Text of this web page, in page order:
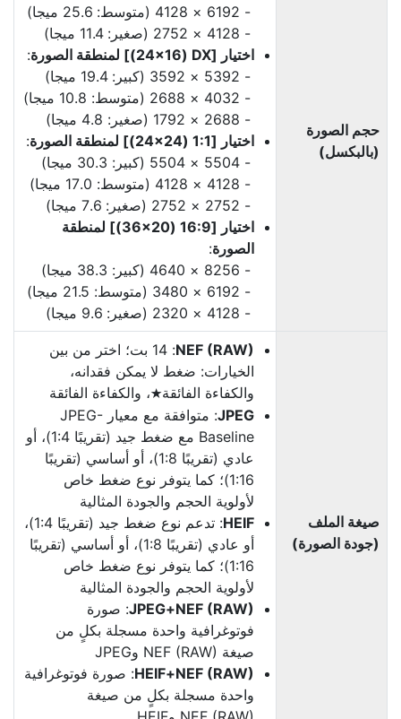
حجم الصورة
(بالبكسل)
6192 × 4128 (متوسط: 25.6 ميجا)
4128 × 2752 (صغير: 11.4 ميجا)
اختيار [‫DX‏ (24‎×16)] لمنطقة الصورة
:
5392 × 3592 (كبير: 19.4 ميجا)
4032 × 2688 (متوسط: 10.8 ميجا)
2688 × 1792 (صغير: 4.8 ميجا)
اختيار [1:1 (24‎×24)] لمنطقة الصورة
:
5504 × 5504 (كبير: 30.3 ميجا)
4128 × 4128 (متوسط: 17.0 ميجا)
2752 × 2752 (صغير: 7.6 ميجا)
اختيار [‫16:9‏ (36‎×20)] لمنطقة
الصورة:
8256 × 4640 (كبير: 38.3 ميجا)
6192 × 3480 (متوسط: 21.5 ميجا)
4128 × 2320 (صغير: 9.6 ميجا)
صيغة الملف
(جودة الصورة)
NEF (RAW)
‏: 14 بت؛ اختر من بين
الخيارات: ضغط لا يمكن فقدانه،
والكفاءة الفائقةm، والكفاءة الفائقة
JPEG
: متوافقة مع معيار JPEG-
Baseline مع ضغط جيد (تقريبًا 1:4)، أو
عادي (تقريبًا 1:8)، أو أساسي (تقريبًا
1:16)؛ كما يتوفر نوع ضغط خاص
لأولوية الحجم والجودة المثالية
HEIF
: تدعم نوع ضغط جيد (تقريبًا 1:4)،
أو عادي (تقريبًا 1:8)، أو أساسي (تقريبًا
1:16)؛ كما يتوفر نوع ضغط خاص
لأولوية الحجم والجودة المثالية
NEF (RAW)‏+JPEG
: صورة
فوتوغرافية واحدة مسجلة بكلٍ من
صيغة NEF (RAW) وJPEG
NEF (RAW)‏+HEIF
: صورة فوتوغرافية
واحدة مسجلة بكلٍ من صيغة